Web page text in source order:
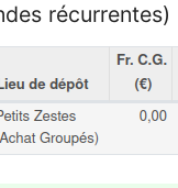
récurrentes)